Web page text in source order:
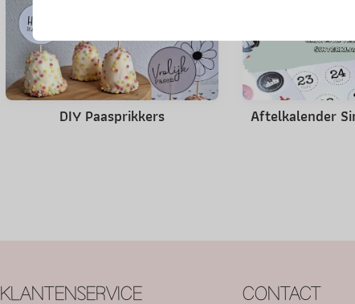
DIY Paasprikkers Aftelkalender
KLANTENSERVICE CONTACT